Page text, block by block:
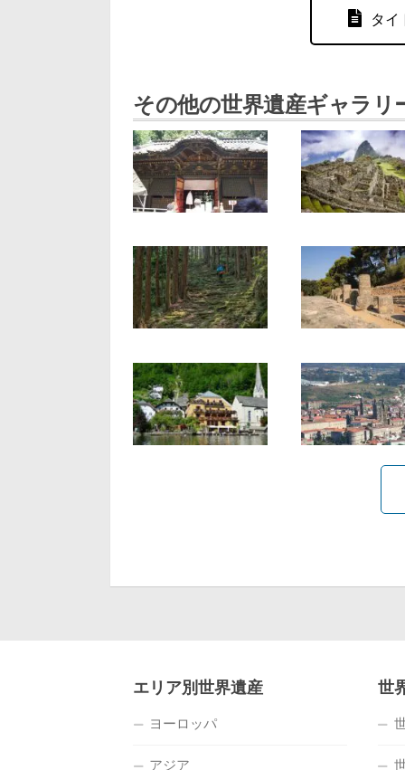
タイ
その他の世界遺産ギャラリ
エリア別世界遺産
ヨーロッパ
アジア
世